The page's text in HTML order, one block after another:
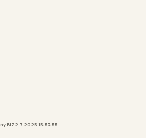
2.7.2025 15:53:55